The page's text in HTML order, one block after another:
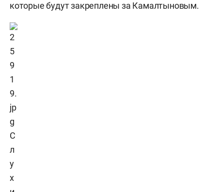
которые будут закреплены за Камалтыновым.
С
л
у
х